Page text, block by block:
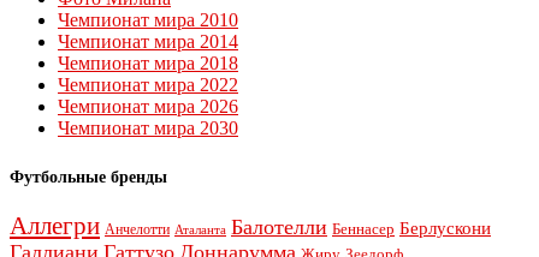
Чемпионат мира 2010
Чемпионат мира 2014
Чемпионат мира 2018
Чемпионат мира 2022
Чемпионат мира 2026
Чемпионат мира 2030
Футбольные бренды
Аллегри Анчелотти Аталанта Балотелли Беннасер Берлускони
Галлиани Гаттузо Доннарумма